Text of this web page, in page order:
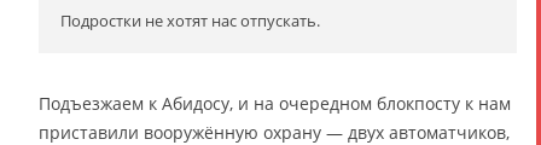
Подростки не хотят нас отпускать.
Подъезжаем к Абидосу, и на очередном блокпосту к нам
приставили вооружённую охрану — двух автоматчиков,